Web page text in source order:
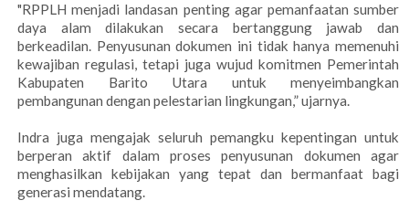
"RPPLH menjadi landasan penting agar pemanfaatan sumber
daya alam dilakukan secara bertanggung jawab dan
berkeadilan. Penyusunan dokumen ini tidak hanya memenuhi
kewajiban regulasi, tetapi juga wujud komitmen Pemerintah
Kabupaten Barito Utara untuk menyeimbangkan
pembangunan dengan pelestarian lingkungan,” ujarnya.
Indra juga mengajak seluruh pemangku kepentingan untuk
berperan aktif dalam proses penyusunan dokumen agar
menghasilkan kebijakan yang tepat dan bermanfaat bagi
generasi mendatang.